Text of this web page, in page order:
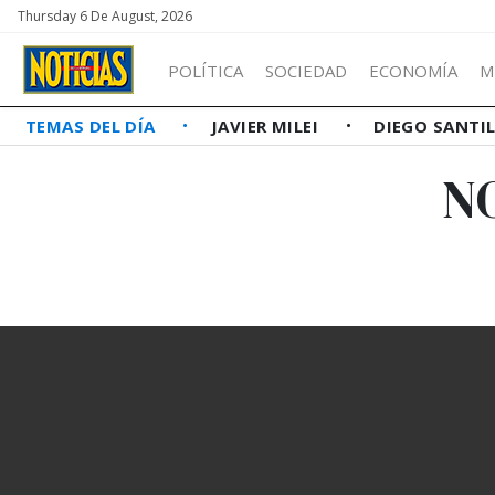
Thursday 6 De August, 2026
POLÍTICA SOCIEDAD ECONOMÍA
TEMAS DEL DÍA JAVIER MILEI DIEGO